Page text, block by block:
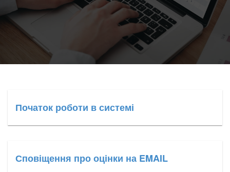
Початок роботи в системі
Сповіщення про оцінки на EMAIL